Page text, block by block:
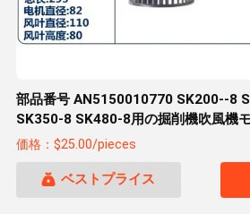
部品番号 AN5150010770 SK200--8
SK350-8 SK480-8用の掘削機吹風機
価格：$25.00/pieces
ベストプライス